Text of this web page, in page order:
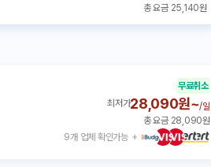
총 요금 25,140원
9개 업체 확인가능
무료취소
최저가28,090원~/일
총 요금 28,090원